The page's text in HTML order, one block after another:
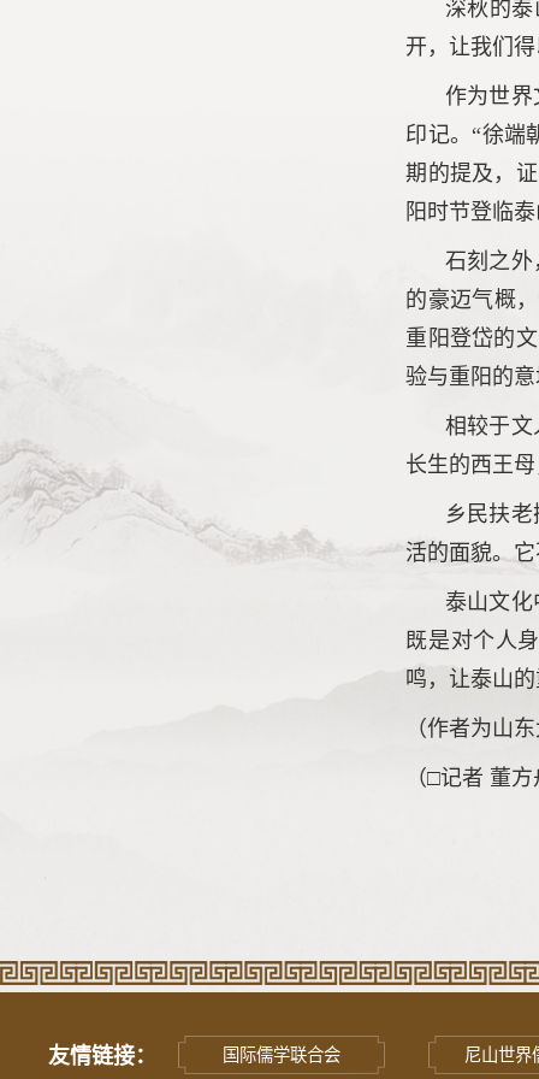
深秋的
开，让我们
作为世
印记。“徐端
期的提及，
阳时节登临
石刻之外
的豪迈气概
重阳登岱的
验与重阳的
相较于
长生的西王
乡民扶
活的面貌。
泰山文
既是对个人
鸣，让泰山
（作者为山
（□记者 董
友情链接： 国际儒学联合会 尼山世界